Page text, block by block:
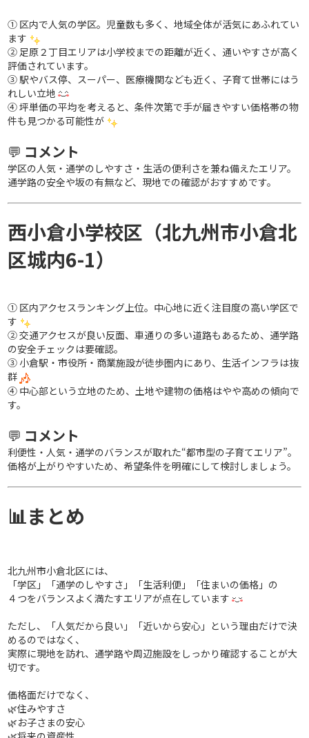
① 区内で人気の学区。児童数も多く、地域全体が活気にあふれてい
ます
② 足原２丁目エリアは小学校までの距離が近く、通いやすさが高く
評価されています。
③ 駅やバス停、スーパー、医療機関なども近く、子育て世帯にはう
れしい立地
④ 坪単価の平均を考えると、条件次第で手が届きやすい価格帯の物
件も見つかる可能性が
💬 コメント
学区の人気・通学のしやすさ・生活の便利さを兼ね備えたエリア。
通学路の安全や坂の有無など、現地での確認がおすすめです。
西小倉小学校区（北九州市小倉北
区城内6-1）
① 区内アクセスランキング上位。中心地に近く注目度の高い学区で
す
② 交通アクセスが良い反面、車通りの多い道路もあるため、通学路
の安全チェックは要確認。
③ 小倉駅・市役所・商業施設が徒歩圏内にあり、生活インフラは抜
群
④ 中心部という立地のため、土地や建物の価格はやや高めの傾向で
す。
💬 コメント
利便性・人気・通学のバランスが取れた“都市型の子育てエリア”。
価格が上がりやすいため、希望条件を明確にして検討しましょう。
📊まとめ
北九州市小倉北区には、
「学区」「通学のしやすさ」「生活利便」「住まいの価格」の
４つをバランスよく満たすエリアが点在しています
ただし、「人気だから良い」「近いから安心」という理由だけで決
めるのではなく、
実際に現地を訪れ、通学路や周辺施設をしっかり確認することが大
切です。
価格面だけでなく、
🌿住みやすさ
🌿お子さまの安心